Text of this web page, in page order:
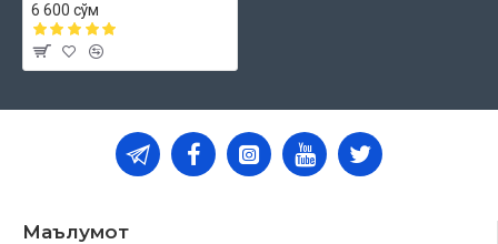
6 600 сўм
Маълумот